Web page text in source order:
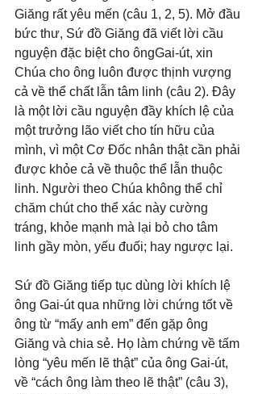
Giăng rất yêu mến (câu 1, 2, 5). Mở đầu
bức thư, Sứ đồ Giăng đã viết lời cầu
nguyện đặc biệt cho ôngGai-út, xin
Chúa cho ông luôn được thịnh vượng
cả về thể chất lẫn tâm linh (câu 2). Đây
là một lời cầu nguyện đầy khích lệ của
một trưởng lão viết cho tín hữu của
mình, vì một Cơ Đốc nhân thật cần phải
được khỏe cả về thuộc thể lẫn thuộc
linh. Người theo Chúa không thể chỉ
chăm chút cho thể xác này cường
tráng, khỏe mạnh mà lại bỏ cho tâm
linh gầy mòn, yếu đuối; hay ngược lại.
Sứ đồ Giăng tiếp tục dùng lời khích lệ
ông Gai-út qua những lời chứng tốt về
ông từ “mấy anh em” đến gặp ông
Giăng và chia sẻ. Họ làm chứng về tấm
lòng “yêu mến lẽ thật” của ông Gai-út,
về “cách ông làm theo lẽ thật” (câu 3),